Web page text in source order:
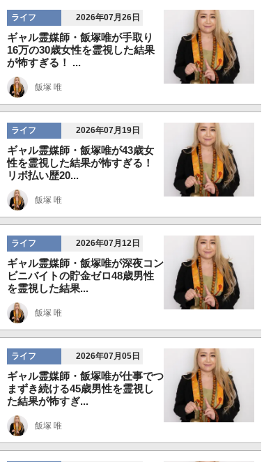
ライフ 2026年07月26日
ギャル霊媒師・飯塚唯が手取り
16万の30歳女性を霊視した結果
が怖すぎる！ ...
飯塚 唯
ライフ 2026年07月19日
ギャル霊媒師・飯塚唯が43歳女
性を霊視した結果が怖すぎる！
リボ払い歴20...
飯塚 唯
ライフ 2026年07月12日
ギャル霊媒師・飯塚唯が深夜コン
ビニバイトの貯金ゼロ48歳男性
を霊視した結果...
飯塚 唯
ライフ 2026年07月05日
ギャル霊媒師・飯塚唯が仕事でつ
まずき続ける45歳男性を霊視し
た結果が怖すぎ...
飯塚 唯